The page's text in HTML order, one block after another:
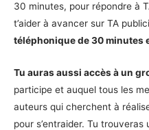
30 minutes, pour répondre à
t’aider à avancer sur TA
téléphonique de 30 minutes
Tu auras aussi accès à un
participe et auquel tous les
auteurs qui cherchent à
pour s’entraider. Tu